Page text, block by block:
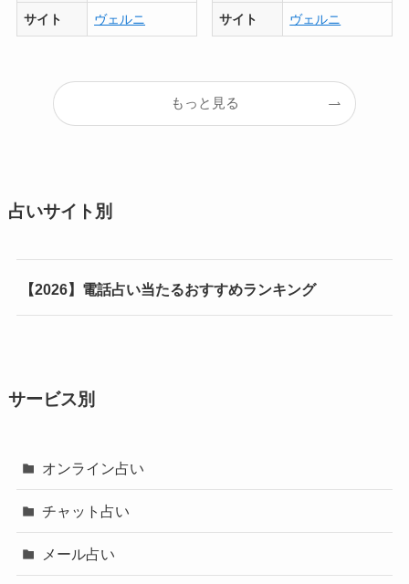
サイト ヴェルニ サイト ヴェルニ
もっと見る
占いサイト別
【2026】電話占い当たるおすすめランキング
サービス別
オンライン占い
チャット占い
メール占い